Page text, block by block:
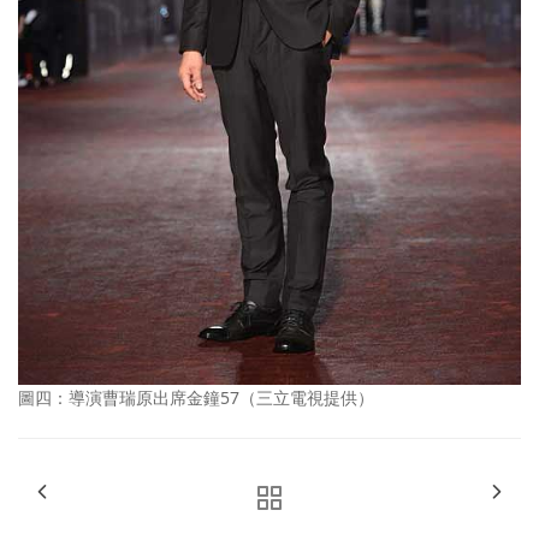
圖四：導演曹瑞原出席金鐘57（三立電視提供）